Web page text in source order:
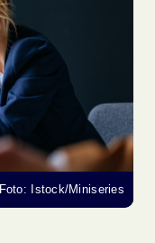
Foto: Istock/Miniseries